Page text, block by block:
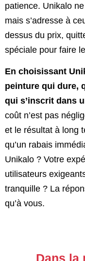
patience. Unikalo
mais s’adresse à
dessus du prix,
spéciale pour faire
En choisissant
peinture qui dure,
qui s’inscrit dans
coût n’est pas
et le résultat à long
qu’un rabais
Unikalo ? Votre
utilisateurs
tranquille ? La
qu’à vous.
Dans la